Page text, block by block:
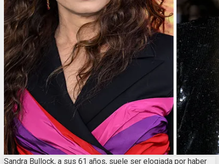
Sandra Bullock, a sus 61 años, suele ser elogiada por haber